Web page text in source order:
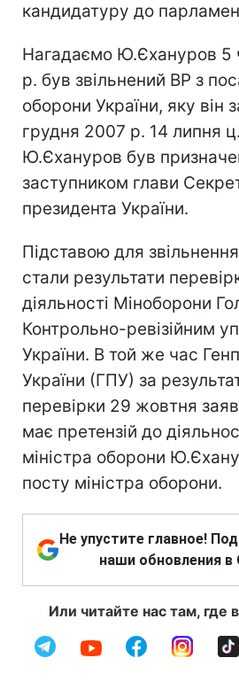
кандидатуру до
Нагадаємо Ю.Єхануров 5
р. був звільнений ВР з
оборони України, яку він
грудня 2007 р. 14 липня
Ю.Єхануров був
заступником глави
президента України.
Підставою для
стали результати
діяльності Міноборони
Контрольно-ревізійним
України. В той же час
України (ГПУ) за
перевірки 29 жовтня
має претензій до
міністра оборони
посту міністра оборони.
Не упустите главное!
наши обновления в
Или читайте нас там, где